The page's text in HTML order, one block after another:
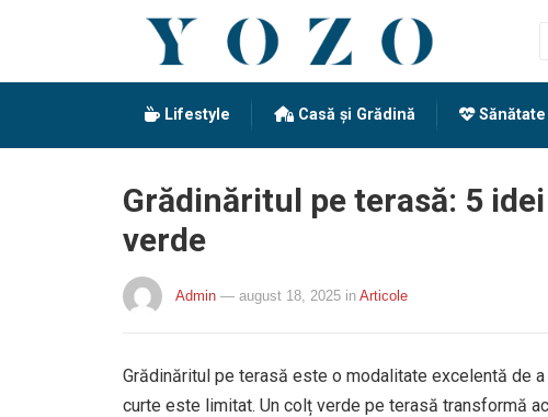
Lifestyle Casă și Grădină Sănătate
Grădinăritul pe terasă: 5
verde
Admin — august 18, 2025 in Articole
Grădinăritul pe terasă este o modalitate excelentă de
curte este limitat. Un colț verde pe terasă transformă